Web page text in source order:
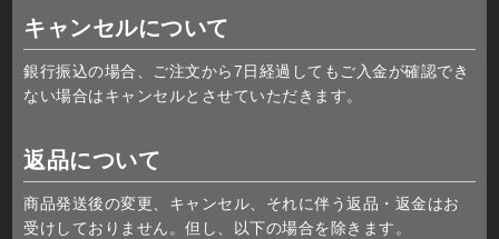
キャンセルについて
銀行振込の場合、ご注文から7日経過してもご入金が確認でき
ない場合はキャンセルとさせていただきます。
返品について
商品発送後の変更、キャンセル、それに伴う返品・返金はお
受けしておりません。但し、以下の場合を除きます。